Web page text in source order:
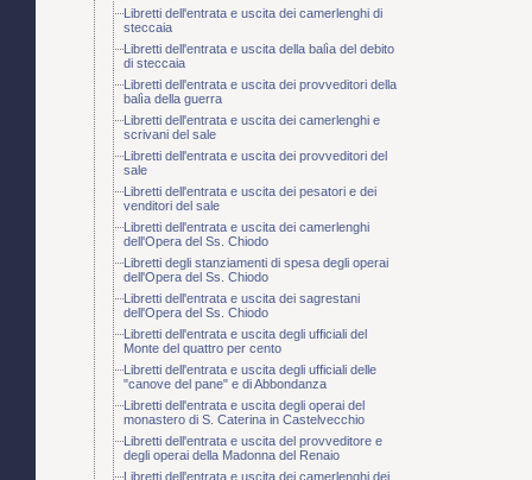
Libretti dell'entrata e uscita dei camerlenghi di
steccaia
Libretti dell'entrata e uscita della balìa del debito
di steccaia
Libretti dell'entrata e uscita dei provveditori della
balìa della guerra
Libretti dell'entrata e uscita dei camerlenghi e
scrivani del sale
Libretti dell'entrata e uscita dei provveditori del
sale
Libretti dell'entrata e uscita dei pesatori e dei
venditori del sale
Libretti dell'entrata e uscita dei camerlenghi
dell'Opera del Ss. Chiodo
Libretti degli stanziamenti di spesa degli operai
dell'Opera del Ss. Chiodo
Libretti dell'entrata e uscita dei sagrestani
dell'Opera del Ss. Chiodo
Libretti dell'entrata e uscita degli ufficiali del
Monte del quattro per cento
Libretti dell'entrata e uscita degli ufficiali delle
"canove del pane" e di Abbondanza
Libretti dell'entrata e uscita degli operai del
monastero di S. Caterina in Castelvecchio
Libretti dell'entrata e uscita del provveditore e
degli operai della Madonna del Renaio
Libretti dell'entrata e uscita dei camerlenghi dei